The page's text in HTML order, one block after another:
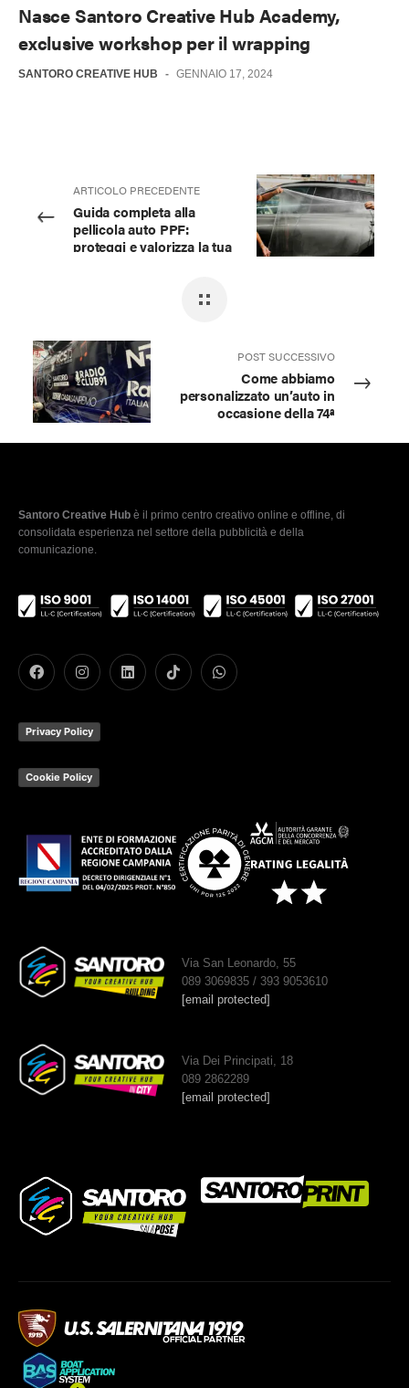
Nasce Santoro Creative Hub Academy,
exclusive workshop per il wrapping
SANTORO CREATIVE HUB - GENNAIO 17, 2024
ARTICOLO PRECEDENTE
Guida completa alla
pellicola auto PPF:
proteggi e valorizza la tua
POST SUCCESSIVO
Come abbiamo
personalizzato un’auto in
occasione della 74ª
Sanremo
Santoro Creative Hub è il primo centro creativo online e offline, di
consolidata esperienza nel settore della pubblicità e della
comunicazione.
Privacy Policy
Cookie Policy
Via San Leonardo, 55
089 3069835 / 393 9053610
[email protected]
Via Dei Principati, 18
089 2862289
[email protected]